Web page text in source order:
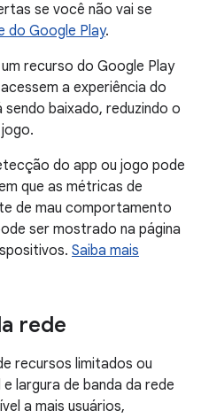
se você não vai se
do Google Play.
recurso do Google Play
a experiência do
baixado, reduzindo o
do app ou jogo pode
que as métricas de
de mau comportamento
ser mostrado na página
Saiba mais
rede
recursos limitados ou
largura de banda da rede
a mais usuários,